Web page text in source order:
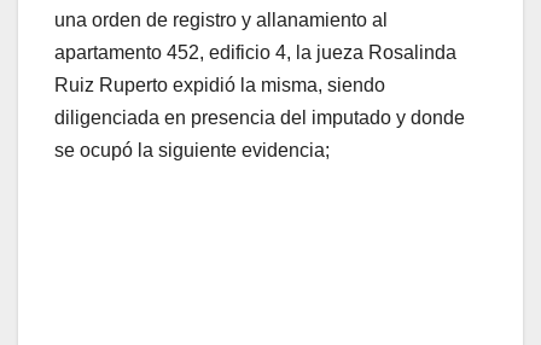
una orden de registro y allanamiento al
apartamento 452, edificio 4, la jueza Rosalinda
Ruiz Ruperto expidió la misma, siendo
diligenciada en presencia del imputado y donde
se ocupó la siguiente evidencia;